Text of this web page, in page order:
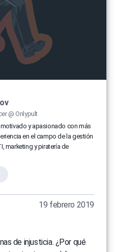
@ Onlypult
y apasionado con más
en el campo de la gestión
marketing y piratería de
19 febrero 2019
de injusticia. ¿Por qué